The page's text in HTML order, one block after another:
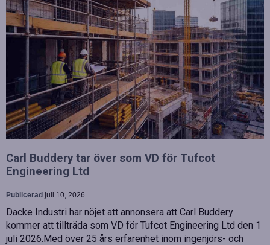
Carl Buddery tar över som VD för Tufcot
Engineering Ltd
Publicerad juli 10, 2026
Dacke Industri har nöjet att annonsera att Carl Buddery
kommer att tillträda som VD för Tufcot Engineering Ltd den 1
juli 2026.Med över 25 års erfarenhet inom ingenjörs- och